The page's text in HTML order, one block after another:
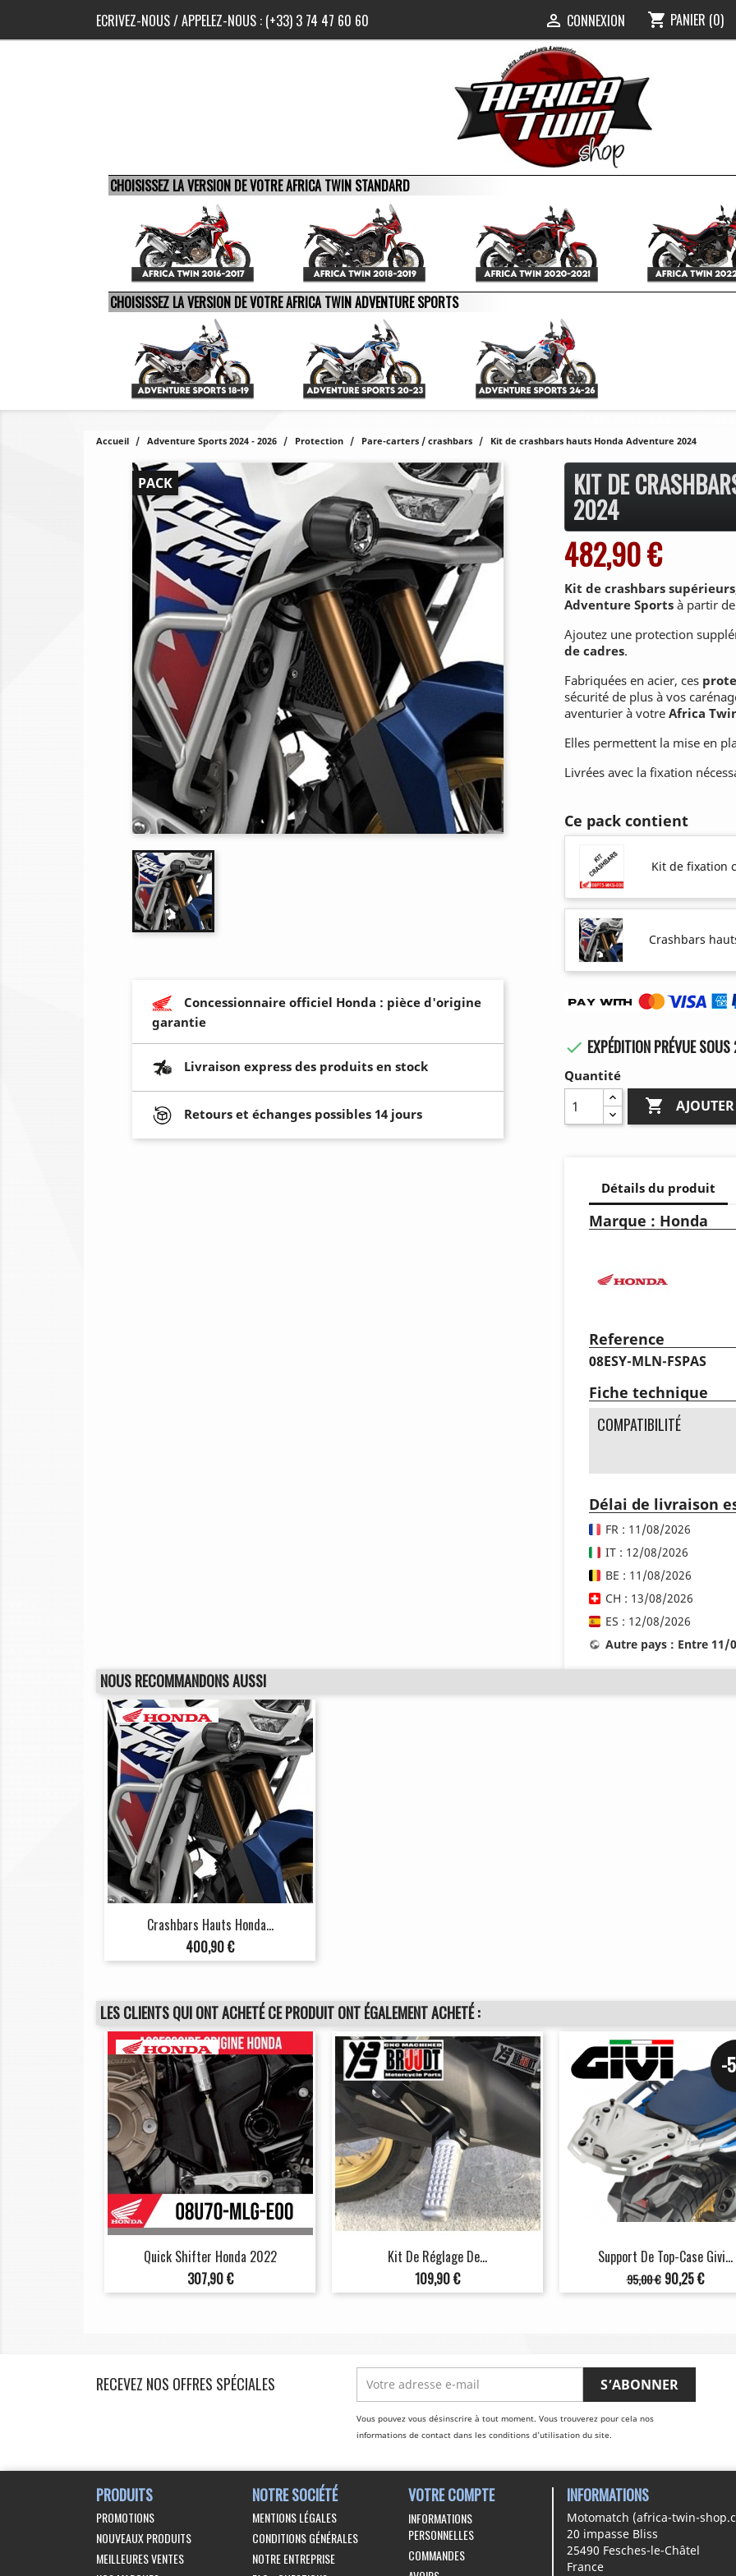
ECRIVEZ-NOUS/ APPELEZ-NOUS : (+33) 3 74 47 60 60  CONNEXION shopping_cart PANIER (0)
CHOISISSEZ LA VERSION DE VOTRE AFRICA TWIN STANDARD
CHOISISSEZ LA VERSION DE VOTRE AFRICA TWIN ADVENTURE SPORTS
Accueil Adventure Sports 2024 - 2026 Protection Pare-carters / crashbars Kit de crashbars hauts Honda Adventure 2024
PACK
Concessionnaire officiel Honda : pièce d'origine
garantie
Livraison express des produits en stock
Retours et échanges possibles 14 jours
KIT DE
2024
482,90 €
Kit de crashbars supérieurs
Adventure Sports à partir
Ajoutez une protection
de cadres.
Fabriquées en acier, ces
sécurité de plus à vos
aventurier à votre Africa
Elles permettent la mise en
Livrées avec la fixation
Ce pack contient
Kit de fixation
Crashbars
 EXPÉDITION PRÉVUE
Quantité

Détails du produit
Marque : Honda
Reference
08ESY-MLN-FSPAS
Fiche technique
COMPATIBILITÉ
Délai de livraison
FR : 11/08/2026
IT : 12/08/2026
BE : 11/08/2026
CH : 13/08/2026
ES : 12/08/2026
Autre pays : Entre 11/
NOUS RECOMMANDONS AUSSI
Crashbars Hauts Honda...
Prix
400,90 €
LES CLIENTS QUI ONT ACHETÉ CE PRODUIT ONT ÉGALEMENT ACHETÉ :
Quick Shifter Honda 2022
Prix
307,90 €
Kit De Réglage De...
Prix
109,90 €
Support De Top-Case Givi...
Prix
de
95,00 €
-
Prix
90,25 €
RECEVEZ NOS OFFRES SPÉCIALES
Vous pouvez vous désinscrire à tout moment. Vous trouverez pour cela nos
informations de contact dans les conditions d'utilisation du site.
PRODUITS
PROMOTIONS
NOUVEAUX PRODUITS
MEILLEURES VENTES
NOTRE SOCIÉTÉ
MENTIONS LÉGALES
CONDITIONS GÉNÉRALES
NOTRE ENTREPRISE
VOTRE COMPTE
INFORMATIONS
PERSONNELLES
COMMANDES
INFORMATIONS
Motomatch (africa-twin-
20 impasse Bliss
25490 Fesches-le-Châtel
France